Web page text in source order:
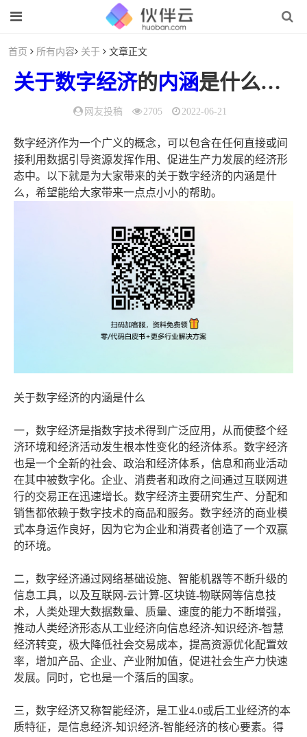
首页 所有内容 关于 文章正文
关于数字经济的内涵是什么（数字经济的内涵与特征）
网友投稿 2705 2022-06-21
数字经济作为一个广义的概念，可以包含在任何直接或间
接利用数据引导资源发挥作用、促进生产力发展的经济形
态中。以下就是为大家带来的关于数字经济的内涵是什
么，希望能给大家带来一点点小小的帮助。
关于数字经济的内涵是什么
一，数字经济是指数字技术得到广泛应用，从而使整个经
济环境和经济活动发生根本性变化的经济体系。数字经济
也是一个全新的社会、政治和经济体系，信息和商业活动
在其中被数字化。企业、消费者和政府之间通过互联网进
行的交易正在迅速增长。数字经济主要研究生产、分配和
销售都依赖于数字技术的商品和服务。数字经济的商业模
式本身运作良好，因为它为企业和消费者创造了一个双赢
的环境。
二，数字经济通过网络基础设施、智能机器等不断升级的
信息工具，以及互联网-云计算-区块链-物联网等信息技
术，人类处理大数据数量、质量、速度的能力不断增强，
推动人类经济形态从工业经济向信息经济-知识经济-智慧
经济转变，极大降低社会交易成本，提高资源优化配置效
率，增加产品、企业、产业附加值，促进社会生产力快速
发展。同时，它也是一个落后的国家。
三，数字经济又称智能经济，是工业4.0或后工业经济的本
质特征，是信息经济-知识经济-智能经济的核心要素。得